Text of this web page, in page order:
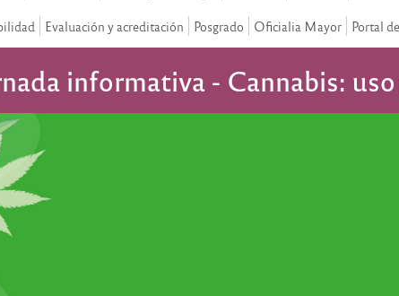
Evaluación y acreditación Posgrado Oficialia Mayor Portal
informativa - Cannabis: